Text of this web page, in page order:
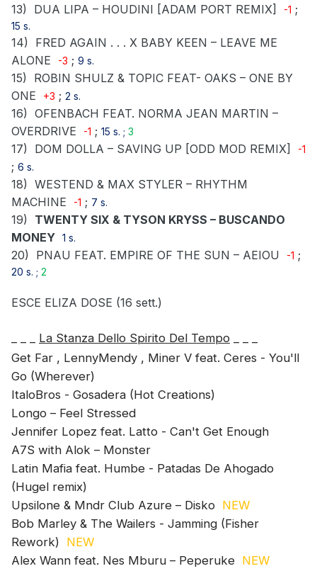
13) DUA LIPA – HOUDINI [ADAM PORT REMIX] -1 ;
15 s.
14)
FRED AGAIN . . . X BABY KEEN – LEAVE ME
ALONE
-3 ; 9 s.
15)
ROBIN SHULZ & TOPIC FEAT- OAKS – ONE BY
ONE
+3 ; 2 s.
16) OFENBACH FEAT. NORMA JEAN MARTIN –
OVERDRIVE
-1 ; 15 s. ; 3
17) DOM DOLLA – SAVING UP [ODD MOD REMIX] -1
; 6 s.
18) WESTEND & MAX STYLER – RHYTHM
MACHINE
-1 ; 7 s.
19)
TWENTY SIX & TYSON KRYSS – BUSCANDO
MONEY 1 s.
20) PNAU FEAT. EMPIRE OF THE SUN – AEIOU -1 ;
20 s. ; 2
ESCE ELIZA DOSE (16 sett.)
La Stanza Dello Spirito Del Tempo
Get Far , LennyMendy , Miner V feat. Ceres - You'll
Go (Wherever)
ItaloBros - Gosadera (Hot Creations)
Longo – Feel Stressed
Jennifer Lopez feat. Latto - Can't Get Enough
A7S with Alok – Monster
Latin Mafia feat. Humbe - Patadas De Ahogado
(Hugel remix)
Upsilone & Mndr Club Azure – Disko NEW
Bob Marley & The Wailers - Jamming (Fisher
Rework) NEW
Alex Wann feat. Nes Mburu – Peperuke NEW